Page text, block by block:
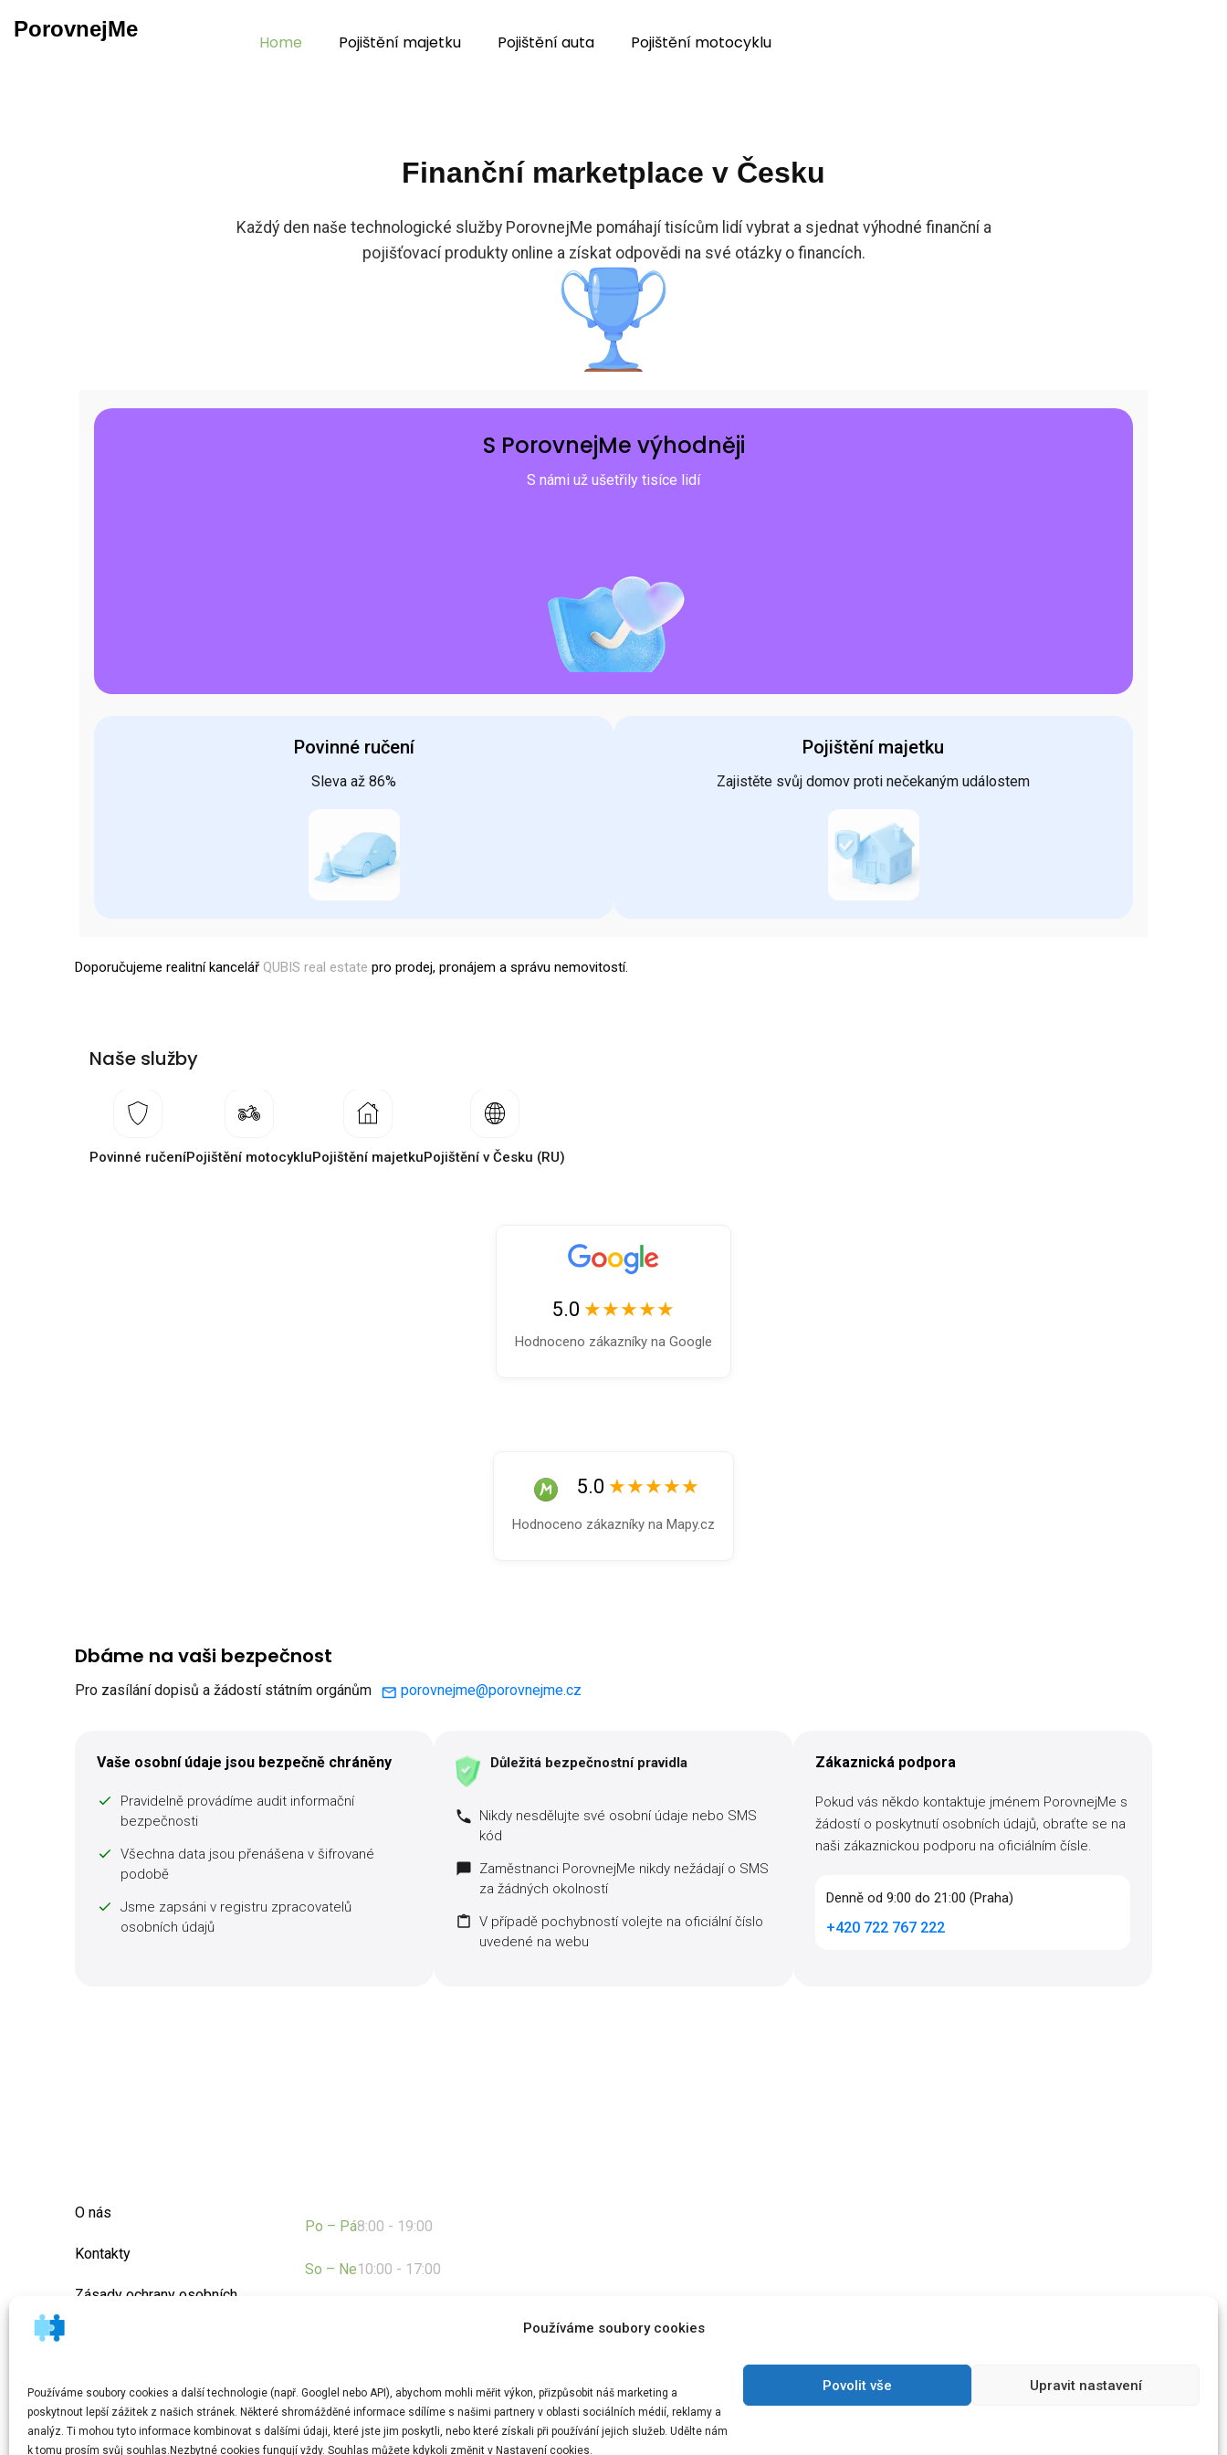
Používáme soubory cookies
Používáme soubory cookies a další technologie (např. Googlel nebo API), abychom mohli měřit výkon, přizpůsobit náš marketing a
poskytnout lepší zážitek z našich stránek. Některé shromážděné informace sdílíme s našimi partnery v oblasti sociálních médií, reklamy a
analýz. Ti mohou tyto informace kombinovat s dalšími údaji, které jste jim poskytli, nebo které získali při používání jejich služeb. Udělte nám
k tomu prosím svůj souhlas.Nezbytné cookies fungují vždy. Souhlas můžete kdykoli změnit v Nastavení cookies.
Povolit vše Upravit nastavení
PorovnejMe
Home Pojištění majetku Pojištění auta Pojištění motocyklu
Finanční marketplace v Česku
Každý den naše technologické služby PorovnejMe pomáhají tisícům lidí vybrat a sjednat výhodné finanční a
pojišťovací produkty online a získat odpovědi na své otázky o financích.
S PorovnejMe výhodněji
S námi už ušetřily tisíce lidí
Povinné ručení
Sleva až 86%
Pojištění majetku
Zajistěte svůj domov proti nečekaným událostem
Doporučujeme realitní kancelář QUBIS real estate pro prodej, pronájem a správu nemovitostí.
Naše služby
Povinné ručeníPojištění motocykluPojištění majetkuPojištění v Česku (RU)
5.0 ★★★★★
Hodnoceno zákazníky na Google
5.0 ★★★★★
Hodnoceno zákazníky na Mapy.cz
Dbáme na vaši bezpečnost
Pro zasílání dopisů a žádostí státním orgánům porovnejme@porovnejme.cz
Vaše osobní údaje jsou bezpečně chráněny
Pravidelně provádíme audit informační
bezpečnosti
Všechna data jsou přenášena v šifrované
podobě
Jsme zapsáni v registru zpracovatelů
osobních údajů
Důležitá bezpečnostní pravidla
Nikdy nesdělujte své osobní údaje nebo SMS
kód
Zaměstnanci PorovnejMe nikdy nežádají o SMS
za žádných okolností
V případě pochybností volejte na oficiální číslo
uvedené na webu
Zákaznická podpora
Pokud vás někdo kontaktuje jménem PorovnejMe s
žádostí o poskytnutí osobních údajů, obraťte se na
naši zákaznickou podporu na oficiálním čísle.
Denně od 9:00 do 21:00 (Praha)
+420 722 767 222
O nás
Kontakty
Zásady ochrany osobních
Po – Pá8:00 - 19:00
So – Ne10:00 - 17:00
+420 722 767 222